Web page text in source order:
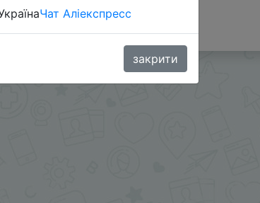
Чат Аліекспресс
закрити